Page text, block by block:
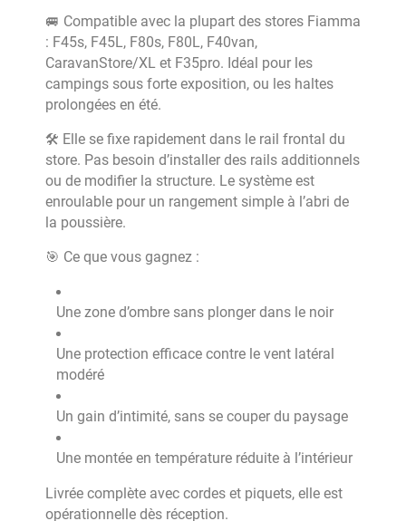
🚐 Compatible avec la plupart des stores Fiamma
: F45s, F45L, F80s, F80L, F40van,
CaravanStore/XL et F35pro. Idéal pour les
campings sous forte exposition, ou les haltes
prolongées en été.
🛠 Elle se fixe rapidement dans le rail frontal du
store. Pas besoin d’installer des rails additionnels
ou de modifier la structure. Le système est
enroulable pour un rangement simple à l’abri de
la poussière.
🎯 Ce que vous gagnez :
Une zone d’ombre sans plonger dans le noir
Une protection efficace contre le vent latéral
modéré
Un gain d’intimité, sans se couper du paysage
Une montée en température réduite à l’intérieur
Livrée complète avec cordes et piquets, elle est
opérationnelle dès réception.